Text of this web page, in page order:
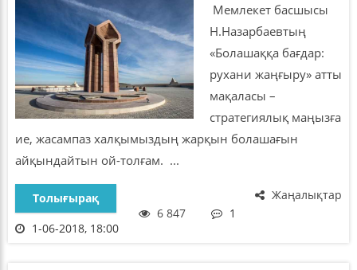
Мемлекет басшысы
Н.Назарбаевтың
«Болашаққа бағдар:
рухани жаңғыру» атты
мақаласы –
стратегиялық маңызға
ие, жасампаз халқымыздың жарқын болашағын
айқындайтын ой-толғам. ...
Жаңалықтар
Толығырақ
6 847
1
1-06-2018, 18:00